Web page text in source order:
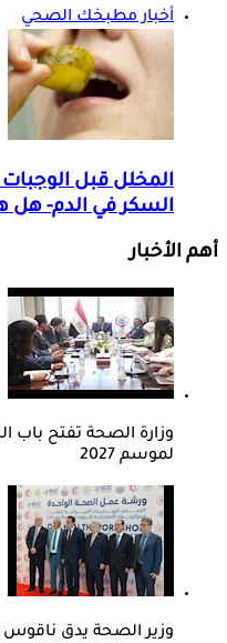
أخبار مطبخك الصحي
المخلل قبل
السكر في الدم- هل
أهم الأخبار
وزارة الصحة تفتح باب
لموسم 2027